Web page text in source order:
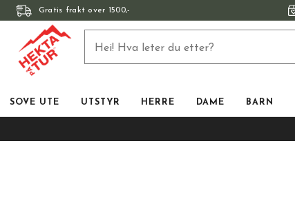
Gratis frakt over 1500,-
SOVE UTE UTSTYR HERRE DAME BARN